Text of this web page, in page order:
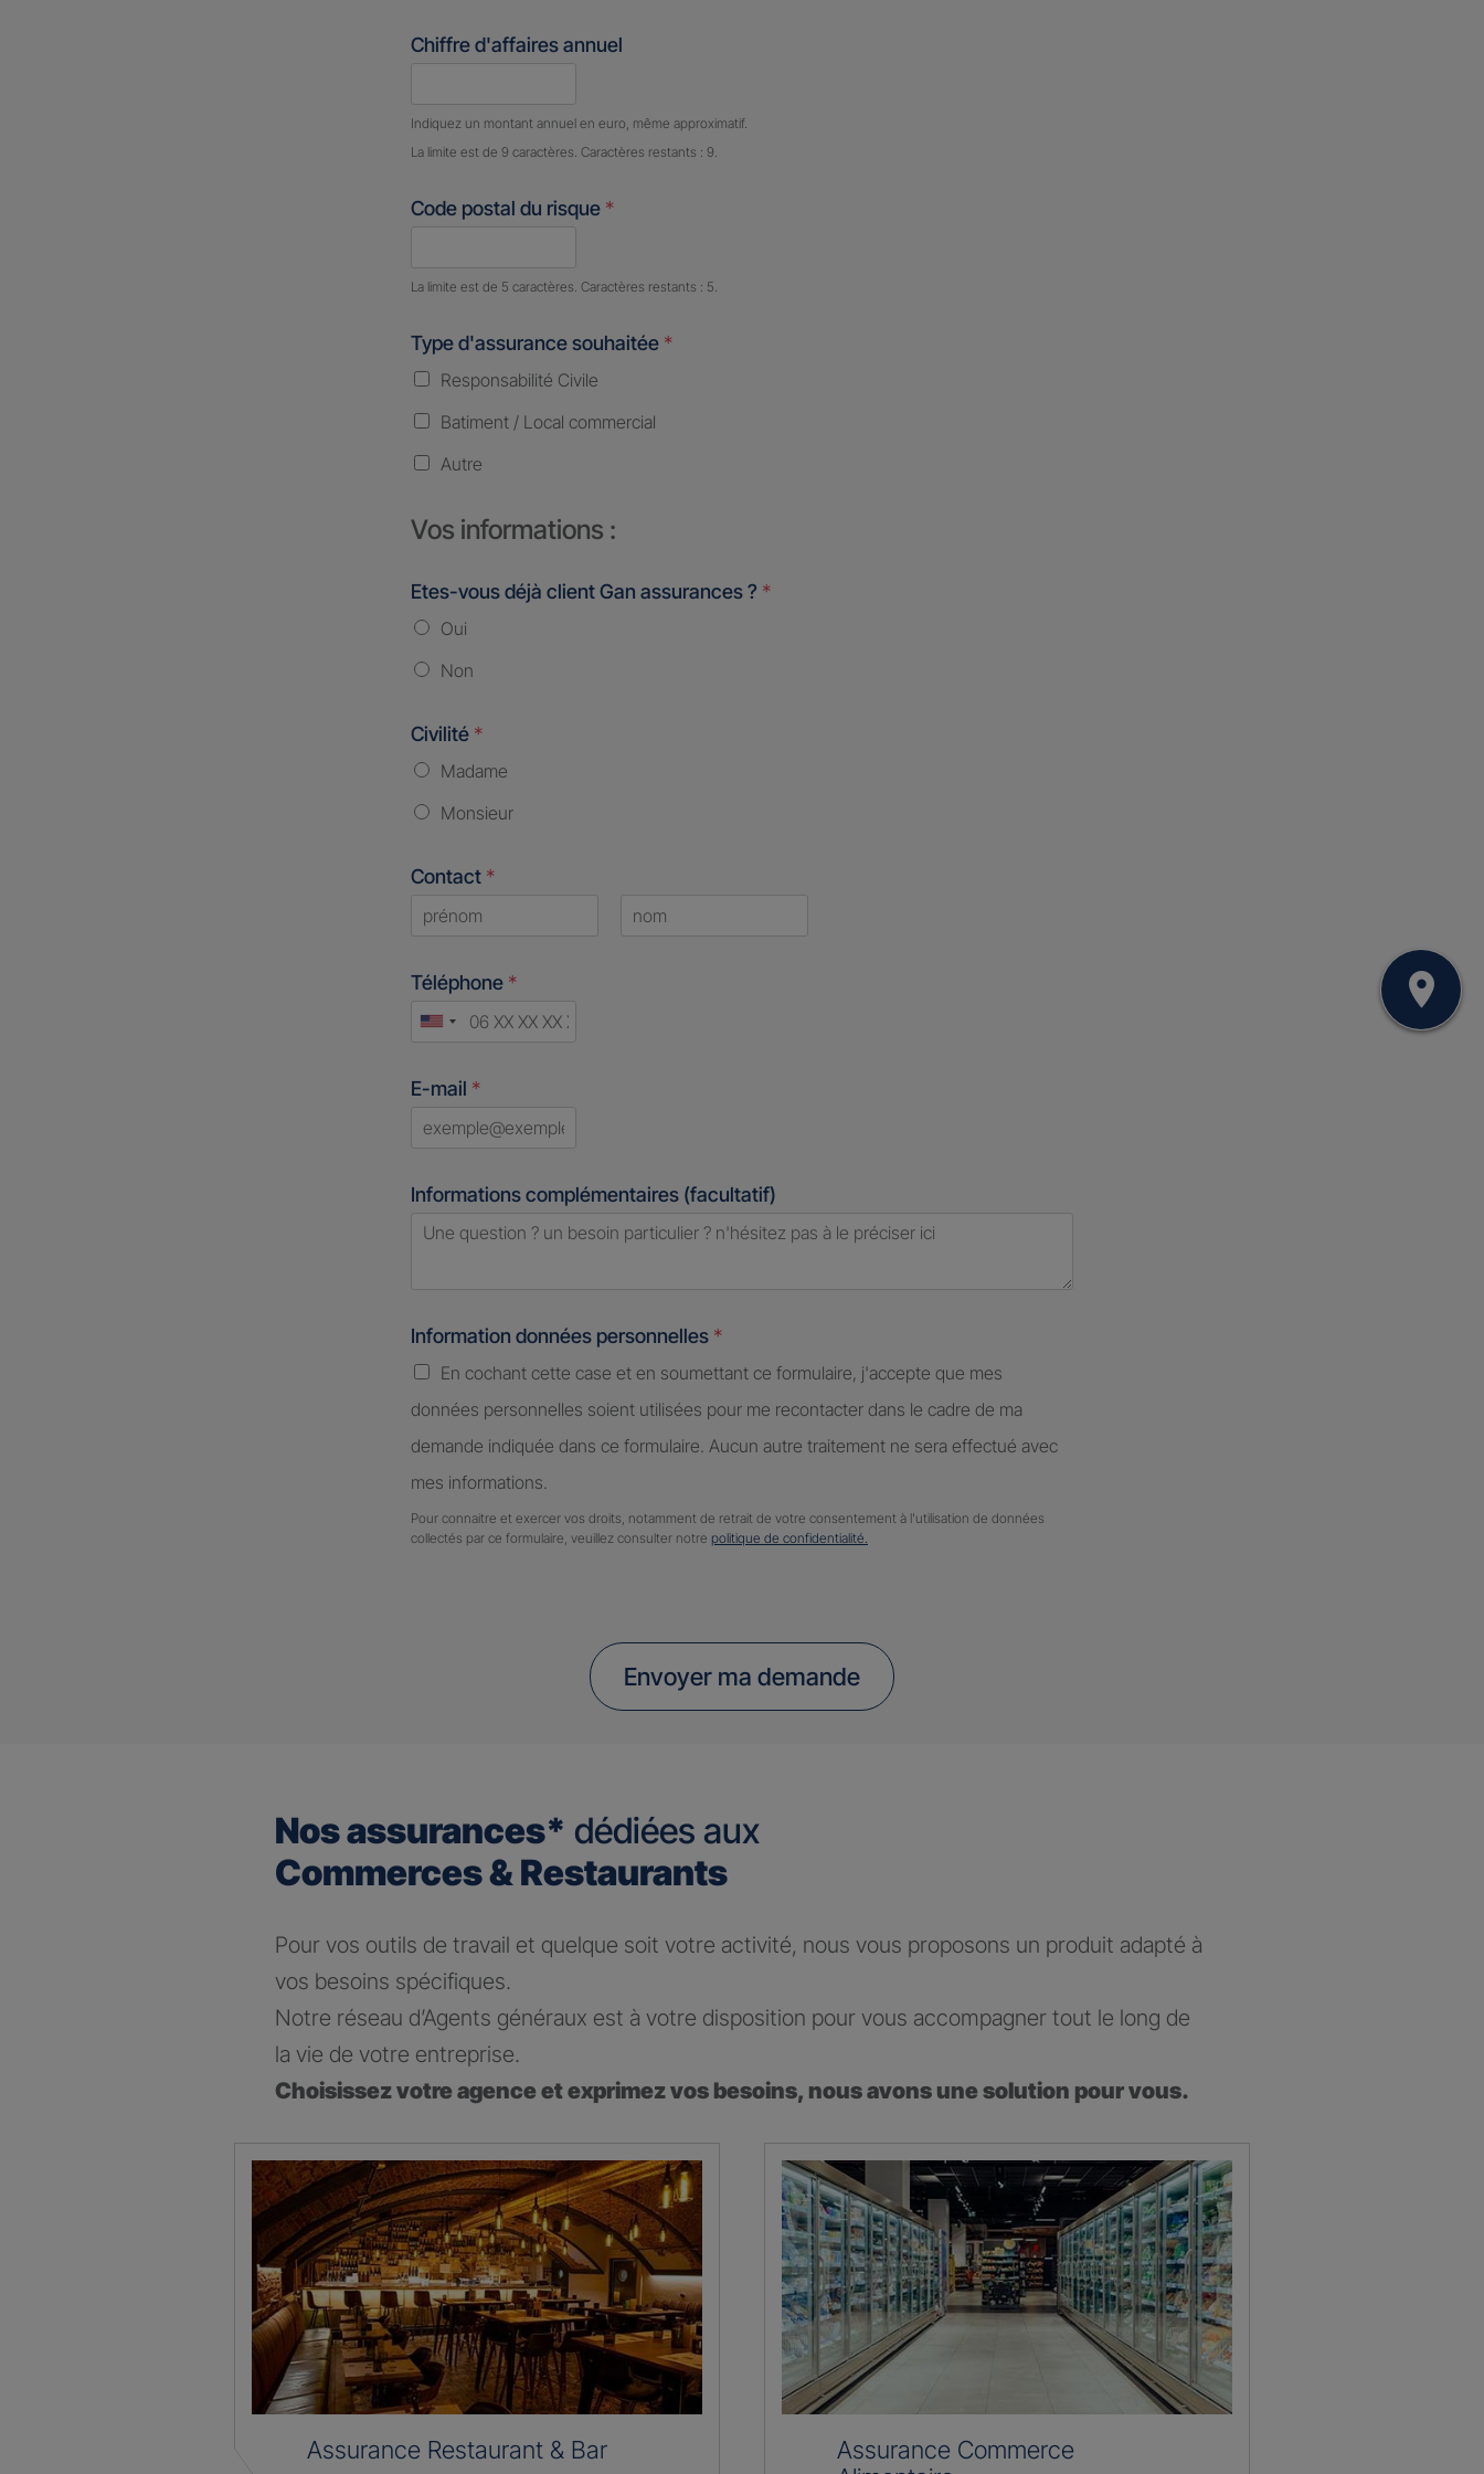
Chiffre d'affaires annuel
Nombre de caractères restants :9 caractères restants
Indiquez un montant annuel en euro, même approximatif.
La limite est de 9 caractères. Caractères restants : 9.
Code postal du risque *
Nombre de caractères restants :
La limite est de 5 caractères. Caractères restants : 5.
Type d'assurance souhaitée *
Responsabilité Civile
Batiment / Local commercial
Autre
Vos informations :
Etes-vous déjà client Gan assurances ? *
Oui
Non
Civilité *
Madame
Monsieur
Contact *
Téléphone *
United
+1
E-mail *
Informations complémentaires (facultatif)
Information données personnelles *
En cochant cette case et en soumettant ce formulaire, j'accepte que mes
données personnelles soient utilisées pour me recontacter dans le cadre de ma
demande indiquée dans ce formulaire. Aucun autre traitement ne sera effectué avec
mes informations.
Pour connaitre et exercer vos droits, notamment de retrait de votre consentement à l'utilisation de données
collectés par ce formulaire, veuillez consulter notre politique de confidentialité.
Envoyer ma demande
Nos assurances* dédiées aux
Commerces & Restaurants
Pour vos outils de travail et quelque soit votre activité, nous vous proposons un produit adapté à
vos besoins spécifiques.
Notre réseau d’Agents généraux est à votre disposition pour vous accompagner tout le long de
la vie de votre entreprise.
Choisissez votre agence et exprimez vos besoins, nous avons une solution pour vous.
Assurance Restaurant & Bar
Assurance Commerce